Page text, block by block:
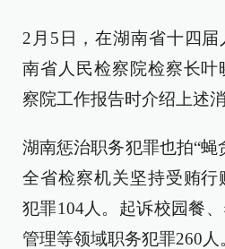
2月5日，在湖南省十四
南省人民检察院检察长
察院工作报告时介绍上述消
湖南惩治职务犯罪也拍“蝇
全省检察机关坚持受贿
犯罪104人。起诉校园餐
管理等领域职务犯罪260人